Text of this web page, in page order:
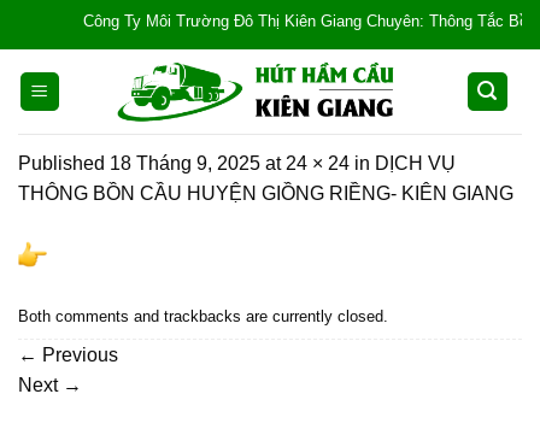
content
Công Ty Môi Trường Đô Thị Kiên Giang Chuyên: Thông Tắc
Published 18 Tháng 9, 2025 at 24 × 24 in DỊCH VỤ
THÔNG BỒN CẦU HUYỆN GIỒNG RIỀNG- KIÊN GIANG
Both comments and trackbacks are currently closed.
← Previous
Next →